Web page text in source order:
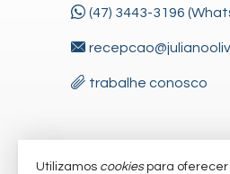
(47) 3443-3196
trabalhe conosco
VEJA MAIS
Utilizamos cookiespara oferecer